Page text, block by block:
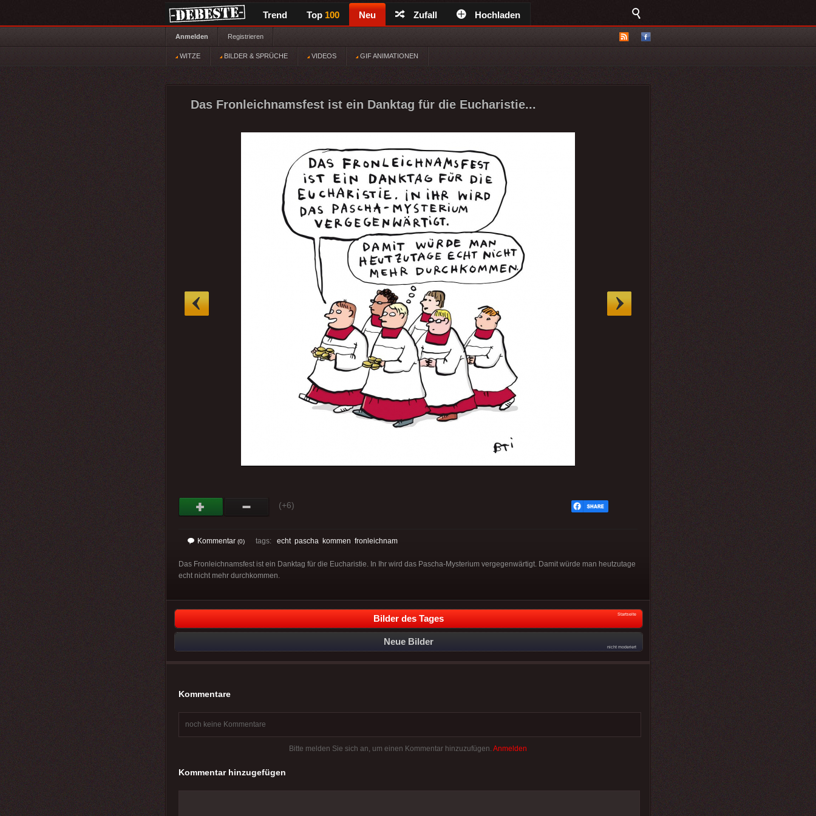
Trend Top 100 Neu Zufall Hochladen
Anmelden Registrieren
WITZE BILDER & SPRÜCHE VIDEOS GIF ANIMATIONEN
Das Fronleichnamsfest ist ein Danktag für die Eucharistie...
(+6)
Kommentar (0) tags: echt pascha kommen fronleichnam
Das Fronleichnamsfest ist ein Danktag für die Eucharistie. In Ihr wird das Pascha-Mysterium vergegenwärtigt. Damit würde man heutzutage
echt nicht mehr durchkommen.
Bilder des Tages Startseite
Neue Bilder
nicht moderiert
Kommentare
noch keine Kommentare
Bitte melden Sie sich an, um einen Kommentar hinzuzufügen. Anmelden
Kommentar hinzugefügen